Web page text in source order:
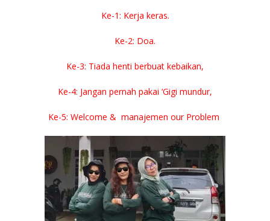
Ke-1: Kerja keras.
Ke-2: Doa.
Ke-3: Tiada henti berbuat kebaikan,
Ke-4: Jangan pernah pakai ‘Gigi mundur,
Ke-5: Welcome & manajemen our Problem